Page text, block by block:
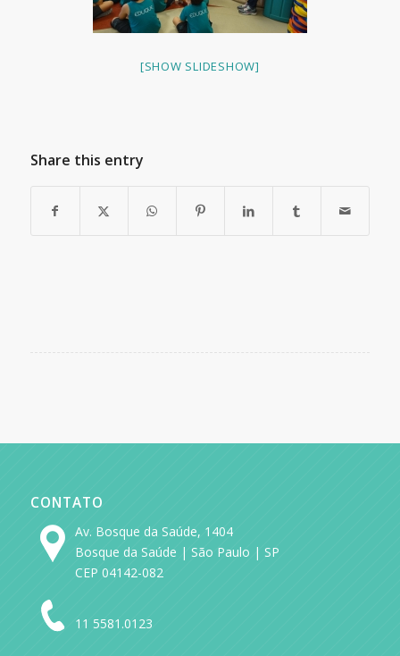
[SHOW SLIDESHOW]
Share this entry
CONTATO
Av. Bosque da Saúde, 1404
Bosque da Saúde | São Paulo | SP
CEP 04142-082
11 5581.0123